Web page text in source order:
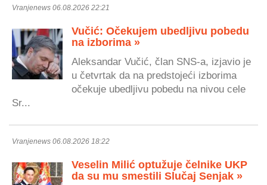
Vranjenews 06.08.2026 22:21
Vučić: Očekujem ubedljivu pobedu
na izborima »
Aleksandar Vučić, član SNS-a, izjavio je
u četvrtak da na predstojeći izborima
očekuje ubedljivu pobedu na nivou cele
Sr...
Vranjenews 06.08.2026 18:22
Veselin Milić optužuje čelnike UKP
da su mu smestili Slučaj Senjak »